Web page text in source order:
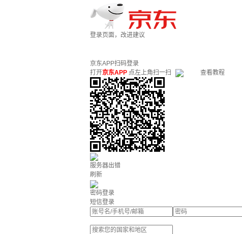
登录页面，改进建议
京东APP扫码登录
打开京东APP 点左上角扫一扫 查看教程
服务器出错
刷新
密码登录
短信登录